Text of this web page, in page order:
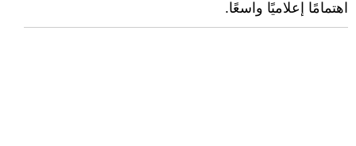
اهتمامًا إعلاميًا واسعًا.